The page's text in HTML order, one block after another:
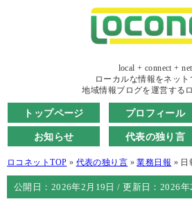
local + connect + net
ローカルな情報をネット
地域情報ブログを運営する
トップページ プロフィール
お知らせ 代表の独り言
ロコネットTOP » 代表の独り言 » 業務日報 »日
公開日： 2026年2月19日 / 更新日： 2026年